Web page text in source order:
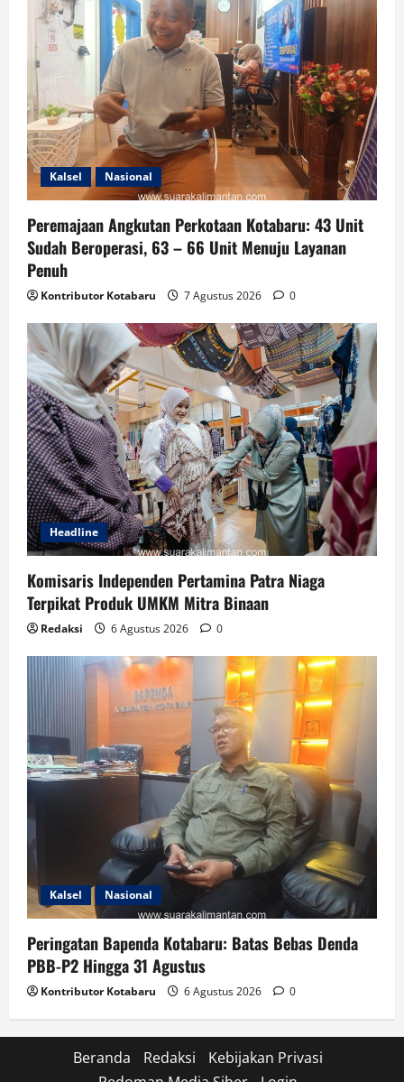
Kalsel Nasional
Peremajaan Angkutan Perkotaan Kotabaru: 43 Unit
Sudah Beroperasi, 63 – 66 Unit Menuju Layanan
Penuh
Kontributor Kotabaru 7 Agustus 2026 0
Headline
Komisaris Independen Pertamina Patra Niaga
Terpikat Produk UMKM Mitra Binaan
Redaksi 6 Agustus 2026 0
Kalsel Nasional
Peringatan Bapenda Kotabaru: Batas Bebas Denda
PBB-P2 Hingga 31 Agustus
Kontributor Kotabaru 6 Agustus 2026 0
Beranda Redaksi
Kebijakan Privasi